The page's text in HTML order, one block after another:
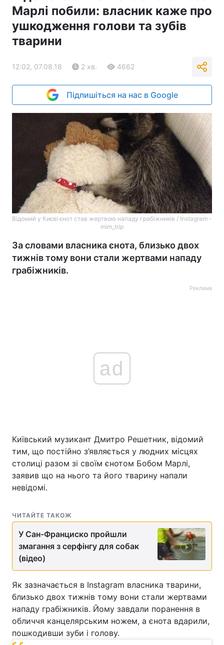
Марлі побили: власник каже про
ушкодження голови та зубів
тварини
12:02, 07.08.18 2 хв. 4662
Підпишіться на нас в Google
Відомий у Києві єнот став жертвою нападу грабіжників / Instagram -
mim_trip
За словами власника єнота, близько двох
тижнів тому вони стали жертвами нападу
грабіжників.
Реклама
ad
Київський музикант Дмитро Решетник, відомий
тим, що постійно з’являється у людних місцях
столиці разом зі своїм єнотом Бобом Марлі,
заявив що на нього та його тварину напали
невідомі.
ЧИТАЙТЕ ТАКОЖ
У Сан-Франциско пройшли
змагання з серфінгу для собак
(відео)
Як зазначається в Instagram власника тварини,
близько двох тижнів тому вони стали жертвами
нападу грабіжників. Йому завдали поранення в
обличчя канцелярським ножем, а єнота вдарили,
пошкодивши зуби і голову.